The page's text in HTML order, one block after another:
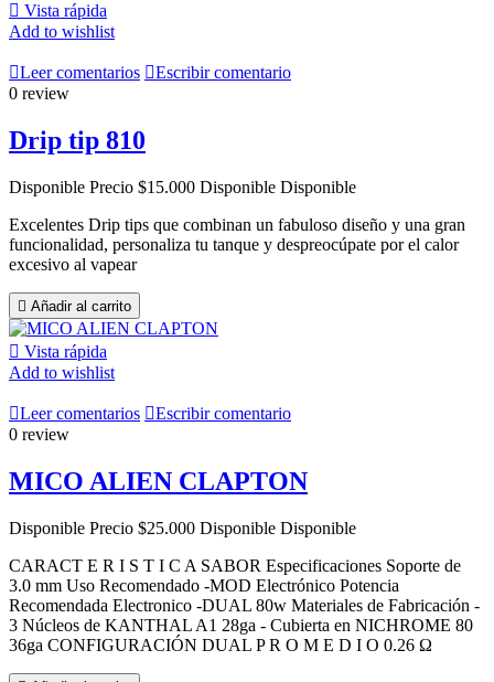
 Vista rápida
Add to wishlist
Leer comentarios Escribir comentario
0 review
Drip tip 810
Disponible Precio $15.000 Disponible Disponible
Excelentes Drip tips que combinan un fabuloso diseño y una gran
funcionalidad, personaliza tu tanque y despreocúpate por el calor
excesivo al vapear
 Añadir al carrito
 Vista rápida
Add to wishlist
Leer comentarios Escribir comentario
0 review
MICO ALIEN CLAPTON
Disponible Precio $25.000 Disponible Disponible
CARACT E R I S T I C A SABOR Especificaciones Soporte de
3.0 mm Uso Recomendado -MOD Electrónico Potencia
Recomendada Electronico -DUAL 80w Materiales de Fabricación -
3 Núcleos de KANTHAL A1 28ga - Cubierta en NICHROME 80
36ga CONFIGURACIÓN DUAL P R O M E D I O 0.26 Ω